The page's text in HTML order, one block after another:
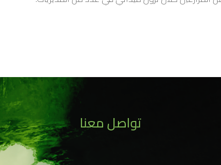
تواصل معنا